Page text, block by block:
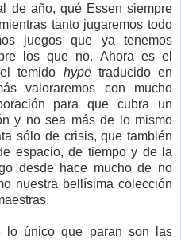
de año, qué Essen siempre
tanto jugaremos todo
juegos que ya tenemos
los que no. Ahora es el
temido hype traducido en
valoraremos con mucho
para que cubra un
y no sea más de lo mismo
sólo de crisis, que también
espacio, de tiempo y de la
desde hace mucho de no
nuestra bellísima colección
lo único que paran son las